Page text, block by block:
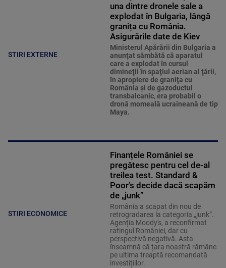
STIRI EXTERNE
una dintre dronele sale a
explodat în Bulgaria, lângă
granița cu România.
Asigurările date de Kiev
Ministerul Apărării din Bulgaria a
anunţat sâmbătă că aparatul
care a explodat în cursul
dimineţii în spaţiul aerian al ţării,
în apropiere de graniţa cu
România şi de gazoductul
transbalcanic, era probabil o
dronă momeală ucraineană de tip
Maya.
STIRI ECONOMICE
Finanțele României se
pregătesc pentru cel de-al
treilea test. Standard &
Poor’s decide dacă scapăm
de „junk”
România a scapat din nou de
retrogradarea la categoria „junk”.
Agenția Moody's, a reconfirmat
ratingul României, dar cu
perspectivă negativă. Asta
înseamnă că țara noastră rămâne
pe ultima treaptă recomandată
investițiilor.